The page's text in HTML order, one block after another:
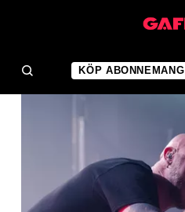
KÖP ABONNEMANG